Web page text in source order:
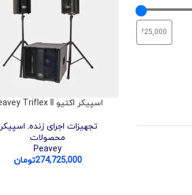
اسپیکر اکتیو Peavey Triflex II
تجهیزات اجرای زنده, اسپیکر
محصولات
Peavey
274,725,000تومان